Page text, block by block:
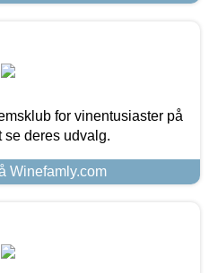
for vinentusiaster på
se deres udvalg.
Winefamly.com